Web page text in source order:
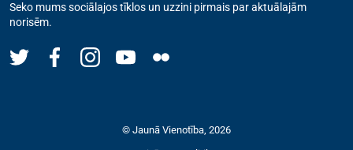
Seko mums sociālajos tīklos un uzzini pirmais par aktuālajām
norisēm.
© Jaunā Vienotība, 2026